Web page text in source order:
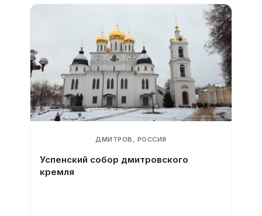
ДМИТРОВ, РОССИЯ
Успенский собор дмитровского
кремля